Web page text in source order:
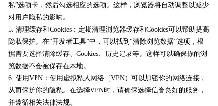
私”选项卡，然后勾选相应的选项。这样，浏览器将自动调整以减少
对用户隐私的影响。
5. 清理缓存和Cookies：定期清理浏览器缓存和Cookies可以帮助提高
隐私保护。在“开发者工具”中，可以找到“清除浏览数据”选项，根
据需要选择清除缓存、Cookies、历史记录等。这样可以确保你的浏
览数据不会被保存在本地。
6. 使用VPN：使用虚拟私人网络（VPN）可以加密你的网络连接，
从而保护你的隐私。在选择VPN时，请确保选择信誉良好的服务，
并遵循相关法律法规。